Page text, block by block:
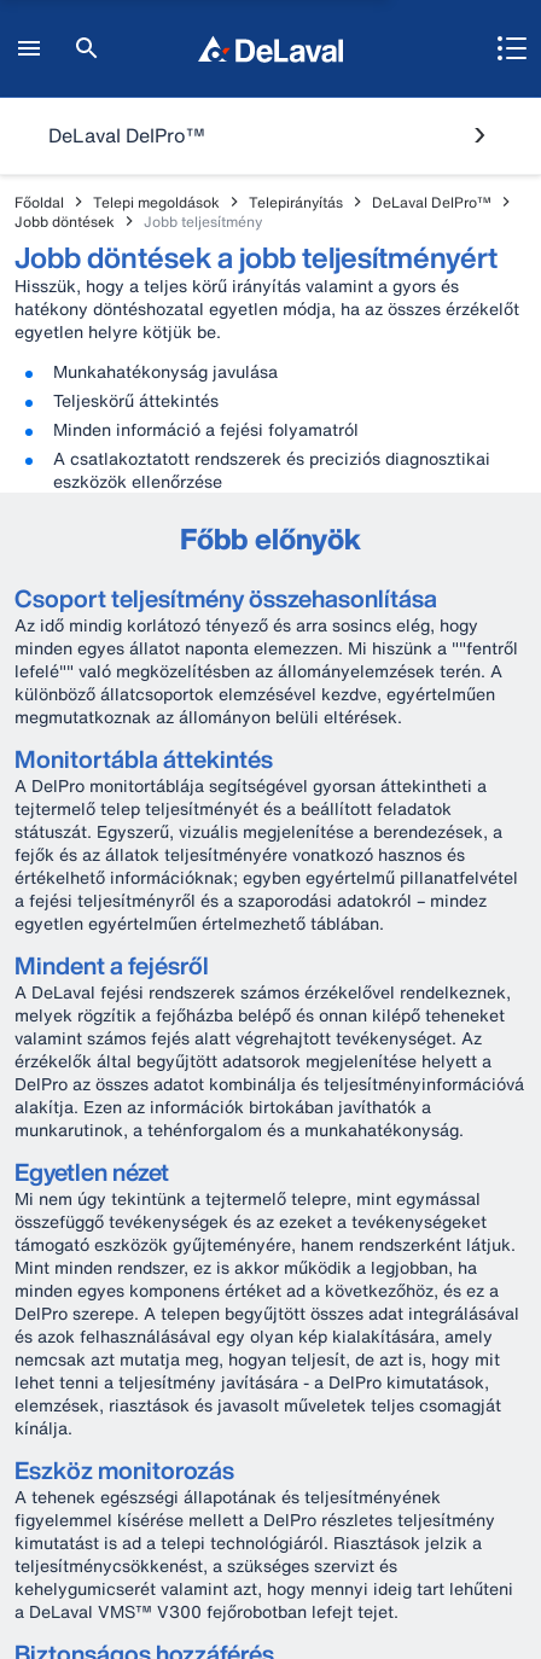
DeLaval DelPro™
Főoldal Telepi megoldások Telepirányítás
DeLaval DelPro™
Jobb döntések
Jobb teljesítmény
Jobb döntések a jobb teljesítményért
Hisszük, hogy a teljes körű irányítás valamint a gyors és
hatékony döntéshozatal egyetlen módja, ha az összes érzékelőt
egyetlen helyre kötjük be.
Munkahatékonyság javulása
Teljeskörű áttekintés
Minden információ a fejési folyamatról
A csatlakoztatott rendszerek és preciziós diagnosztikai
eszközök ellenőrzése
Főbb előnyök
Csoport teljesítmény összehasonlítása
Az idő mindig korlátozó tényező és arra sosincs elég, hogy
minden egyes állatot naponta elemezzen. Mi hiszünk a ""fentről
lefelé"" való megközelítésben az állományelemzések terén. A
különböző állatcsoportok elemzésével kezdve, egyértelműen
megmutatkoznak az állományon belüli eltérések.
Monitortábla áttekintés
A DelPro monitortáblája segítségével gyorsan áttekintheti a
tejtermelő telep teljesítményét és a beállított feladatok
státuszát. Egyszerű, vizuális megjelenítése a berendezések, a
fejők és az állatok teljesítményére vonatkozó hasznos és
értékelhető információknak; egyben egyértelmű pillanatfelvétel
a fejési teljesítményről és a szaporodási adatokról – mindez
egyetlen egyértelműen értelmezhető táblában.
Mindent a fejésről
A DeLaval fejési rendszerek számos érzékelővel rendelkeznek,
melyek rögzítik a fejőházba belépő és onnan kilépő teheneket
valamint számos fejés alatt végrehajtott tevékenységet. Az
érzékelők által begyűjtött adatsorok megjelenítése helyett a
DelPro az összes adatot kombinálja és teljesítményinformációvá
alakítja. Ezen az információk birtokában javíthatók a
munkarutinok, a tehénforgalom és a munkahatékonyság.
Egyetlen nézet
Mi nem úgy tekintünk a tejtermelő telepre, mint egymással
összefüggő tevékenységek és az ezeket a tevékenységeket
támogató eszközök gyűjteményére, hanem rendszerként látjuk.
Mint minden rendszer, ez is akkor működik a legjobban, ha
minden egyes komponens értéket ad a következőhöz, és ez a
DelPro szerepe. A telepen begyűjtött összes adat integrálásával
és azok felhasználásával egy olyan kép kialakítására, amely
nemcsak azt mutatja meg, hogyan teljesít, de azt is, hogy mit
lehet tenni a teljesítmény javítására - a DelPro kimutatások,
elemzések, riasztások és javasolt műveletek teljes csomagját
kínálja.
Eszköz monitorozás
A tehenek egészségi állapotának és teljesítményének
figyelemmel kísérése mellett a DelPro részletes teljesítmény
kimutatást is ad a telepi technológiáról. Riasztások jelzik a
teljesítménycsökkenést, a szükséges szervizt és
kehelygumicserét valamint azt, hogy mennyi ideig tart lehűteni
a DeLaval VMS™ V300 fejőrobotban lefejt tejet.